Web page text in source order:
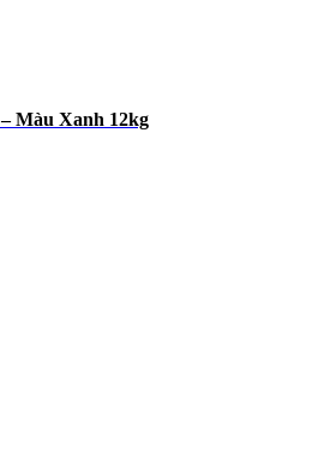
Gas Saigon Petro – Màu Xanh 12kg